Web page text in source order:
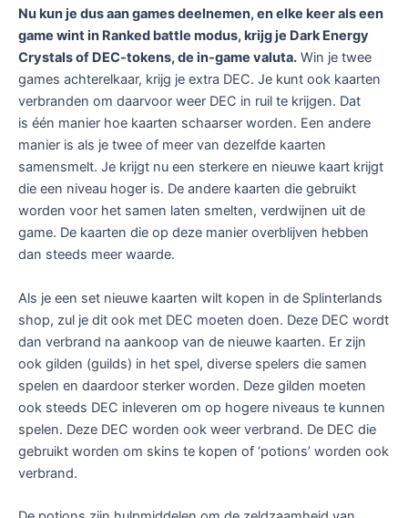
Nu kun je dus aan games deelnemen, en elke keer als een
game wint in Ranked battle modus, krijg je Dark Energy
Crystals of DEC-tokens, de in-game valuta. Win je twee
games achterelkaar, krijg je extra DEC. Je kunt ook kaarten
verbranden om daarvoor weer DEC in ruil te krijgen. Dat
is één manier hoe kaarten schaarser worden. Een andere
manier is als je twee of meer van dezelfde kaarten
samensmelt. Je krijgt nu een sterkere en nieuwe kaart krijgt
die een niveau hoger is. De andere kaarten die gebruikt
worden voor het samen laten smelten, verdwijnen uit de
game. De kaarten die op deze manier overblijven hebben
dan steeds meer waarde.
Als je een set nieuwe kaarten wilt kopen in de Splinterlands
shop, zul je dit ook met DEC moeten doen. Deze DEC wordt
dan verbrand na aankoop van de nieuwe kaarten. Er zijn
ook gilden (guilds) in het spel, diverse spelers die samen
spelen en daardoor sterker worden. Deze gilden moeten
ook steeds DEC inleveren om op hogere niveaus te kunnen
spelen. Deze DEC worden ook weer verbrand. De DEC die
gebruikt worden om skins te kopen of ‘potions’ worden ook
verbrand.